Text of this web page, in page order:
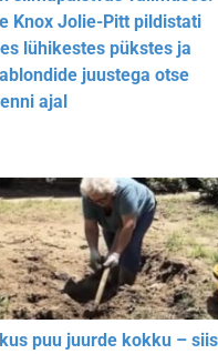
Knox Jolie-Pitt pildistati
lühikestes pükstes ja
juustega otse
ajal
puu juurde kokku –